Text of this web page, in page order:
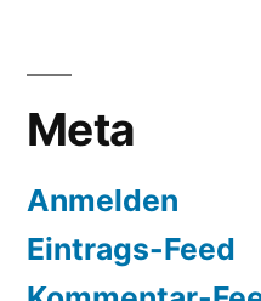
Meta
Anmelden
Eintrags-Feed